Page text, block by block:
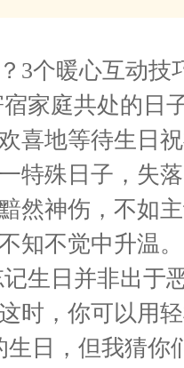
3个暖心互动技
家庭共处的日
喜地等待生日
特殊日子，失
然神伤，不如
知不觉中升温
生日并非出于
时，你可以用
日，但我猜你